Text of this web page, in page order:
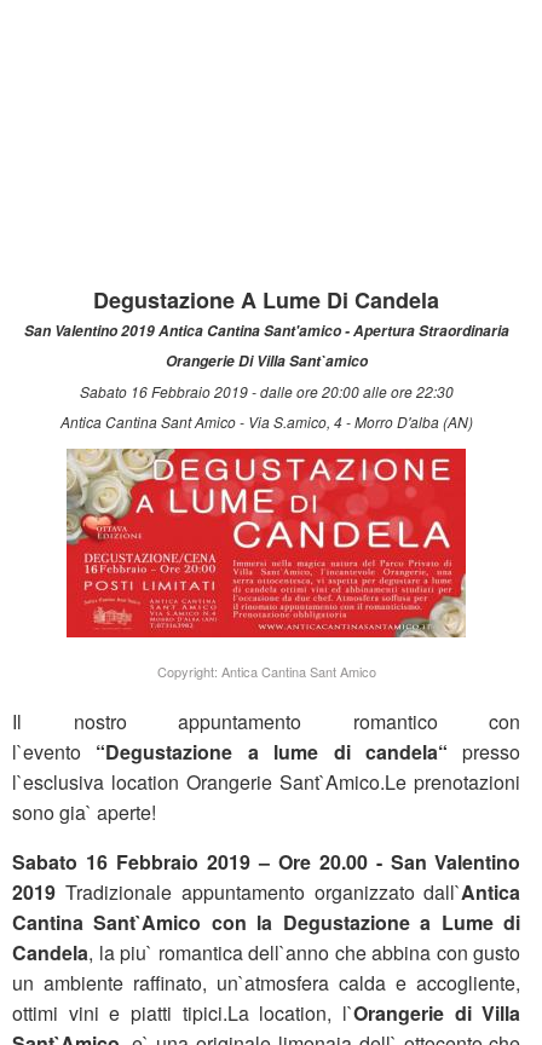
Degustazione A Lume Di Candela
San Valentino 2019 Antica Cantina Sant'amico - Apertura Straordinaria
Orangerie Di Villa Sant`amico
Sabato 16 Febbraio 2019 - dalle ore 20:00 alle ore 22:30
Antica Cantina Sant Amico - Via S.amico, 4 - Morro D'alba (AN)
Copyright: Antica Cantina Sant Amico
Il nostro appuntamento romantico con
l`evento “Degustazione a lume di candela“ presso
l`esclusiva location Orangerie Sant`Amico.Le prenotazioni
sono gia` aperte!
Sabato 16 Febbraio 2019 – Ore 20.00 - San Valentino
2019 Tradizionale appuntamento organizzato dall`Antica
Cantina Sant`Amico con la Degustazione a Lume di
Candela, la piu` romantica dell`anno che abbina con gusto
un ambiente raffinato, un`atmosfera calda e accogliente,
ottimi vini e piatti tipici.La location, l`Orangerie di Villa